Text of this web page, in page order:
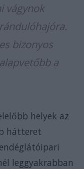
vágynok
bizonyos
a
helyek az
hátteret
leggyakrabban